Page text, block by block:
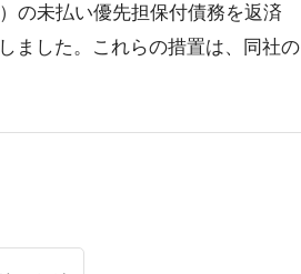
の未払い優先担保付債務を返済
ました。これらの措置は、同社の